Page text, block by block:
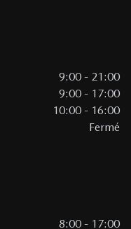
9:00 - 21:00
9:00 - 17:00
10:00 - 16:00
Fermé
8:00 - 17:00